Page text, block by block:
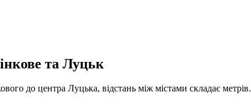
та Луцьк
до центра Луцька, відстань між містами складає метрів.